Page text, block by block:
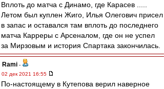
Вплоть до матча с Динамо, где Карасев .....
Летом был куплен Жиго, Илья Олегович присел
в запас и оставался там вплоть до последнего
матча Карреры с Арсеналом, где он не успел
за Мирзовым и история Спартака закончилась.
Rami -
02 дек 2021 16:55
По-настоящему в Кутепова верил наверное